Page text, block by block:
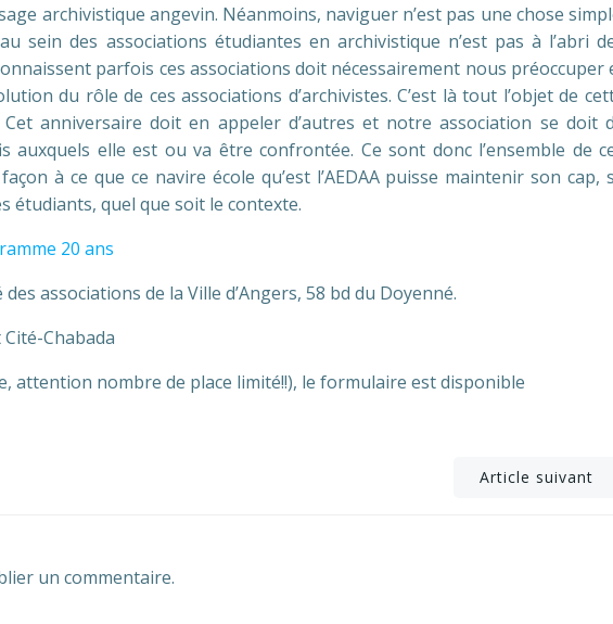
archivistique angevin. Néanmoins, naviguer n’est pas une chose
sein des associations étudiantes en archivistique n’est pas à l’abri
parfois ces associations doit nécessairement nous préoccuper
du rôle de ces associations d’archivistes. C’est là tout l’objet de
anniversaire doit en appeler d’autres et notre association se doit
auxquels elle est ou va être confrontée. Ce sont donc l’ensemble de
à ce que ce navire école qu’est l’AEDAA puisse maintenir son cap,
étudiants, quel que soit le contexte.
20 ans
associations de la Ville d’Angers, 58 bd du Doyenné.
Chabada
attention nombre de place limité!!), le formulaire est disponible
Article suivant
un commentaire.